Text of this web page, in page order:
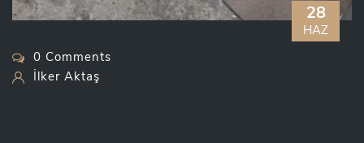
28
HAZ
0 Comments
İlker Aktaş